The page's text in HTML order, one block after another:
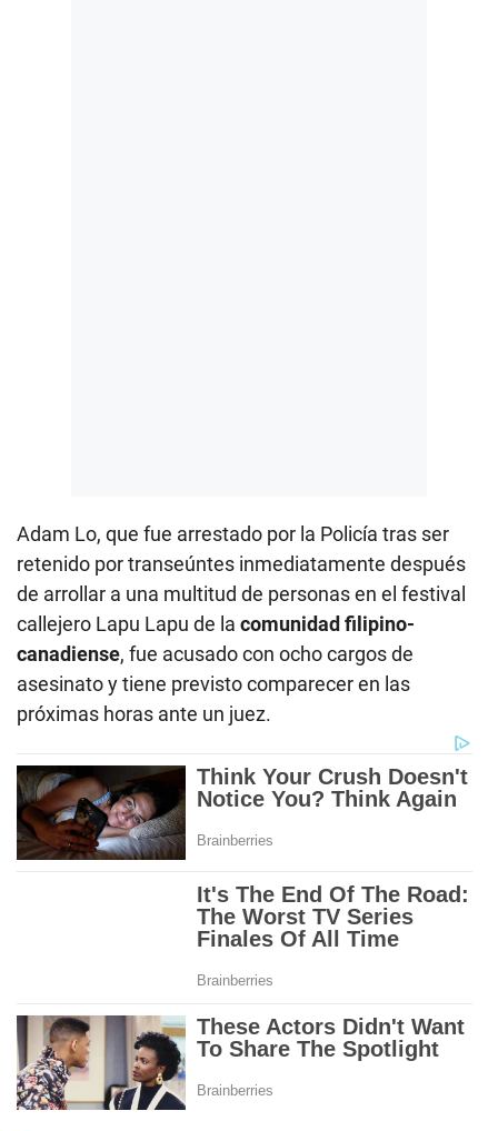
Adam Lo, que fue arrestado por la Policía tras ser
retenido por transeúntes inmediatamente después
de arrollar a una multitud de personas en el festival
callejero Lapu Lapu de la comunidad filipino-
canadiense, fue acusado con ocho cargos de
asesinato y tiene previsto comparecer en las
próximas horas ante un juez.